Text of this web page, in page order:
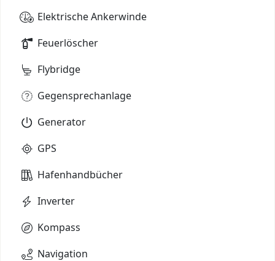
Elektrische Ankerwinde
Feuerlöscher
Flybridge
Gegensprechanlage
Generator
GPS
Hafenhandbücher
Inverter
Kompass
Navigation